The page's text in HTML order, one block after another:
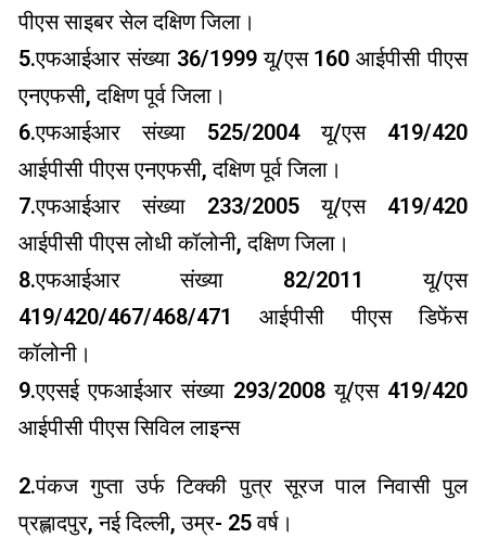
पीएस साइबर सेल दक्षिण जिला।
5.एफआईआर संख्या 36/1999 यू/एस 160 आईपीसी पीएस
एनएफसी, दक्षिण पूर्व जिला।
6.एफआईआर संख्या 525/2004 यू/एस 419/420
आईपीसी पीएस एनएफसी, दक्षिण पूर्व जिला।
7.एफआईआर संख्या 233/2005 यू/एस 419/420
आईपीसी पीएस लोधी कॉलोनी, दक्षिण जिला।
8.एफआईआर संख्या 82/2011 यू/एस
419/420/467/468/471 आईपीसी पीएस डिफेंस
कॉलोनी।
9.एएसई एफआईआर संख्या 293/2008 यू/एस 419/420
आईपीसी पीएस सिविल लाइन्स
2.पंकज गुप्ता उर्फ ​​टिक्की पुत्र सूरज पाल निवासी पुल
प्रह्लादपुर, नई दिल्ली, उम्र- 25 वर्ष।